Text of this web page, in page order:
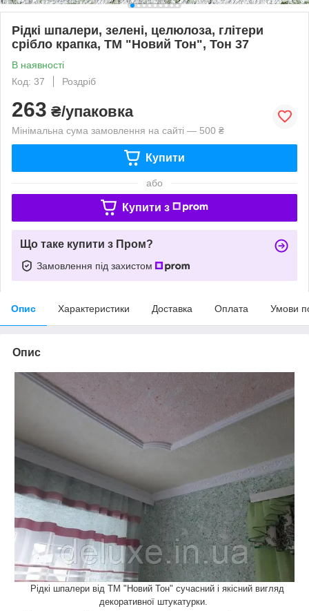
Рідкі шпалери, зелені, целюлоза, глітери
срібло крапка, ТМ "Новий Тон", Тон 37
В наявності
Код: 37
Роздріб
263 ₴/упаковка
Мінімальна сума замовлення на сайті — 500 ₴
Купити
або
Купити з
Що таке купити з Пром?
Замовлення під захистом
Опис Характеристики Доставка Оплата Умови
Опис
Рідкі шпалери від ТМ "Новий Тон" сучасний і якісний вигляд
декоративної штукатурки.